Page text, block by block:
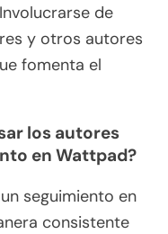
de
y otros autores
fomenta el
los autores
en Wattpad?
seguimiento en
consistente